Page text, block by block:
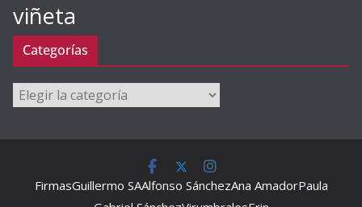
viñeta
Categorías
Categorías
FirmasGuillermo SAAlfonso SánchezAna AmadorPaula